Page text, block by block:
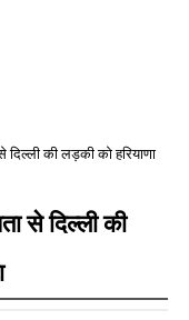
दिल्ली की लड़की को हरियाणा
से दिल्ली की